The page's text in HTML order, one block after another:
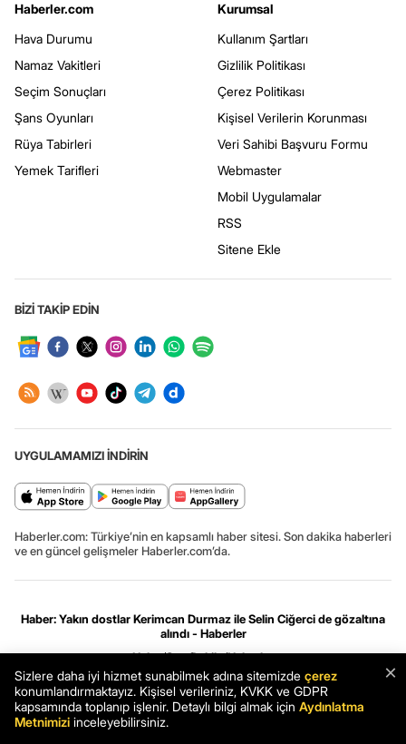
Haberler.com
Hava Durumu
Namaz Vakitleri
Seçim Sonuçları
Şans Oyunları
Rüya Tabirleri
Yemek Tarifleri
Kurumsal
Kullanım Şartları
Gizlilik Politikası
Çerez Politikası
Kişisel Verilerin Korunması
Veri Sahibi Başvuru Formu
Webmaster
Mobil Uygulamalar
RSS
Sitene Ekle
BİZİ TAKİP EDİN
UYGULAMAMIZI İNDİRİN
Haberler.com: Türkiye’nin en kapsamlı haber sitesi. Son dakika haberleri
ve en güncel gelişmeler Haberler.com’da.
Haber: Yakın dostlar Kerimcan Durmaz ile Selin Ciğerci de gözaltına
alındı - Haberler
HaberSon DakikaHaberler
Gizlilik ve çerez ayarları[Hata Bildir]08.08.2026 15:00:29 #.0.3#
.HCFOK.
×
Sizlere daha iyi hizmet sunabilmek adına sitemizde çerez
konumlandırmaktayız. Kişisel verileriniz, KVKK ve GDPR
kapsamında toplanıp işlenir. Detaylı bilgi almak için Aydınlatma
Metnimizi inceleyebilirsiniz.